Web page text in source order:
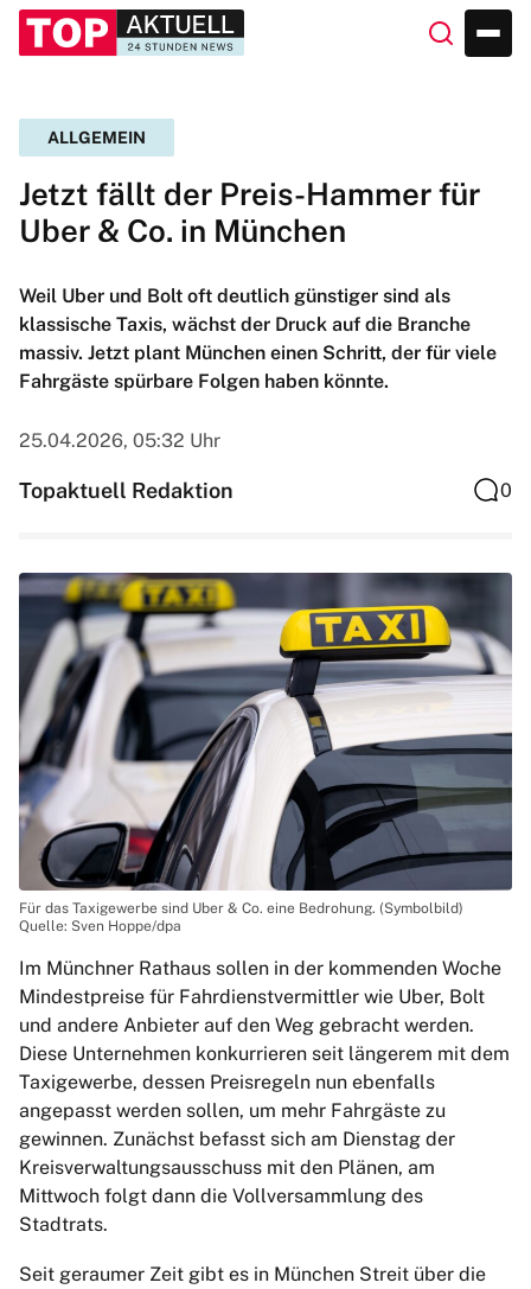
ALLGEMEIN
Jetzt fällt der Preis-Hammer für
Uber & Co. in München
Weil Uber und Bolt oft deutlich günstiger sind als
klassische Taxis, wächst der Druck auf die Branche
massiv. Jetzt plant München einen Schritt, der für viele
Fahrgäste spürbare Folgen haben könnte.
25.04.2026, 05:32 Uhr
Topaktuell Redaktion 0
Für das Taxigewerbe sind Uber & Co. eine Bedrohung. (Symbolbild)
Quelle: Sven Hoppe/dpa
Im Münchner Rathaus sollen in der kommenden Woche
Mindestpreise für Fahrdienstvermittler wie Uber, Bolt
und andere Anbieter auf den Weg gebracht werden.
Diese Unternehmen konkurrieren seit längerem mit dem
Taxigewerbe, dessen Preisregeln nun ebenfalls
angepasst werden sollen, um mehr Fahrgäste zu
gewinnen. Zunächst befasst sich am Dienstag der
Kreisverwaltungsausschuss mit den Plänen, am
Mittwoch folgt dann die Vollversammlung des
Stadtrats.
Seit geraumer Zeit gibt es in München Streit über die